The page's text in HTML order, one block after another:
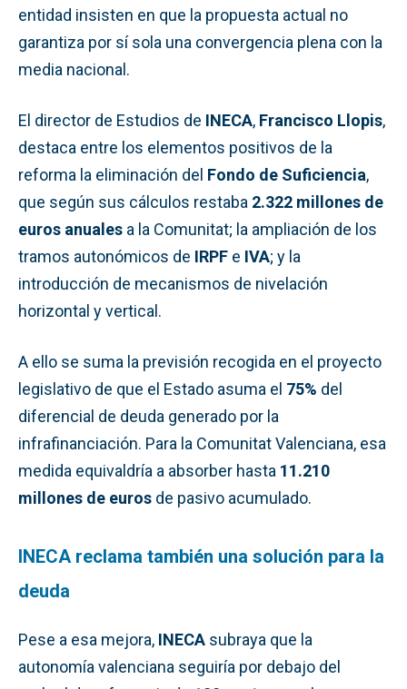
entidad insisten en que la propuesta actual no
garantiza por sí sola una convergencia plena con la
media nacional.
El director de Estudios de INECA, Francisco Llopis,
destaca entre los elementos positivos de la
reforma la eliminación del Fondo de Suficiencia,
que según sus cálculos restaba 2.322 millones de
euros anuales a la Comunitat; la ampliación de los
tramos autonómicos de IRPF e IVA; y la
introducción de mecanismos de nivelación
horizontal y vertical.
A ello se suma la previsión recogida en el proyecto
legislativo de que el Estado asuma el 75% del
diferencial de deuda generado por la
infrafinanciación. Para la Comunitat Valenciana, esa
medida equivaldría a absorber hasta 11.210
millones de euros de pasivo acumulado.
INECA reclama también una solución para la
deuda
Pese a esa mejora, INECA subraya que la
autonomía valenciana seguiría por debajo del